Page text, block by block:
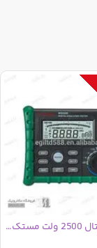
میگر دیجیتال 2500 ولت مستک MS5205